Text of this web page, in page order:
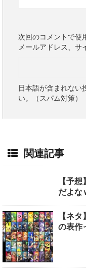
次回のコメントで使
メールアドレス、サ
日本語が含まれない
い。（スパム対策）
関連記事
【予
だよな
【ネ
の表作